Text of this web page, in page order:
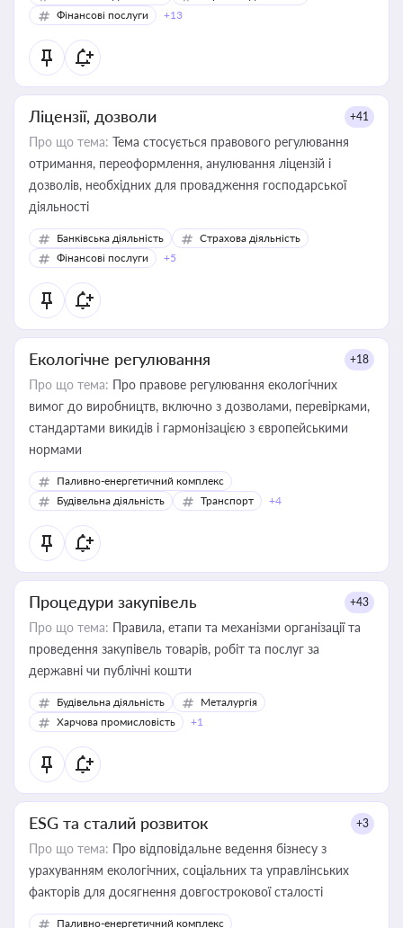
Фінансові послуги
+13
Ліцензії, дозволи +41
Про що тема: Тема стосується правового регулювання
отримання, переоформлення, анулювання ліцензій і
дозволів, необхідних для провадження господарської
діяльності
Банківська діяльність
Страхова діяльність
Фінансові послуги
+5
Екологічне регулювання +18
Про що тема: Про правове регулювання екологічних
вимог до виробництв, включно з дозволами, перевірками,
стандартами викидів і гармонізацією з європейськими
нормами
Паливно-енергетичний комплекс
Будівельна діяльність
Транспорт +4
Процедури закупівель +43
Про що тема: Правила, етапи та механізми організації та
проведення закупівель товарів, робіт та послуг за
державні чи публічні кошти
Будівельна діяльність
Металургія
Харчова промисловість
+1
ESG та сталий розвиток +3
Про що тема: Про відповідальне ведення бізнесу з
урахуванням екологічних, соціальних та управлінських
факторів для досягнення довгострокової сталості
Паливно-енергетичний комплекс